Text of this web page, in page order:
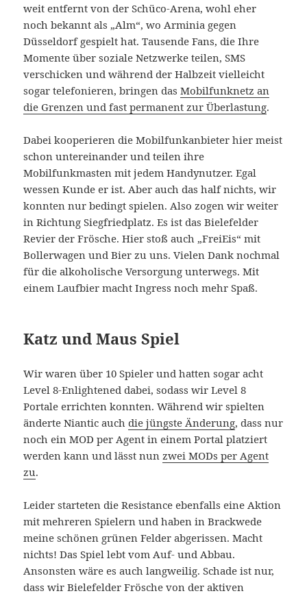
weit entfernt von der Schüco-Arena, wohl eher
noch bekannt als „Alm“, wo Arminia gegen
Düsseldorf gespielt hat. Tausende Fans, die Ihre
Momente über soziale Netzwerke teilen, SMS
verschicken und während der Halbzeit vielleicht
sogar telefonieren, bringen dasMobilfunknetz an
die Grenzen und fast permanent zur Überlastung.
Dabei kooperieren die Mobilfunkanbieter hier meist
schon untereinander und teilen ihre
Mobilfunkmasten mit jedem Handynutzer. Egal
wessen Kunde er ist. Aber auch das half nichts, wir
konnten nur bedingt spielen. Also zogen wir weiter
in Richtung Siegfriedplatz. Es ist das Bielefelder
Revier der Frösche. Hier stoß auch „FreiEis“ mit
Bollerwagen und Bier zu uns. Vielen Dank nochmal
für die alkoholische Versorgung unterwegs. Mit
einem Laufbier macht Ingress noch mehr Spaß.
Katz und Maus Spiel
Wir waren über 10 Spieler und hatten sogar acht
Level 8-Enlightened dabei, sodass wir Level 8
Portale errichten konnten. Während wir spielten
änderte Niantic auchdie jüngste Änderung, dass nur
noch ein MOD per Agent in einem Portal platziert
werden kann und lässt nunzwei MODs per Agent
zu.
Leider starteten die Resistance ebenfalls eine Aktion
mit mehreren Spielern und haben in Brackwede
meine schönen grünen Felder abgerissen. Macht
nichts! Das Spiel lebt vom Auf- und Abbau.
Ansonsten wäre es auch langweilig. Schade ist nur,
dass wir Bielefelder Frösche von der aktiven